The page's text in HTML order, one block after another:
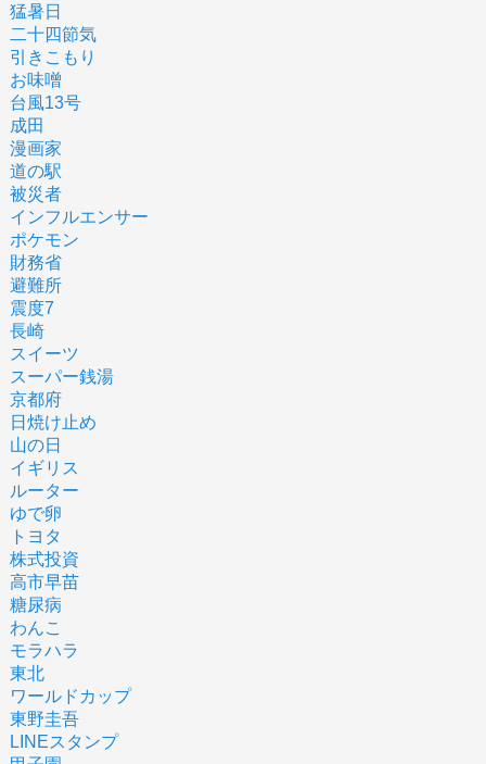
猛暑日
二十四節気
引きこもり
お味噌
台風13号
成田
漫画家
道の駅
被災者
インフルエンサー
ポケモン
財務省
避難所
震度7
長崎
スイーツ
スーパー銭湯
京都府
日焼け止め
山の日
イギリス
ルーター
ゆで卵
トヨタ
株式投資
高市早苗
糖尿病
わんこ
モラハラ
東北
ワールドカップ
東野圭吾
LINEスタンプ